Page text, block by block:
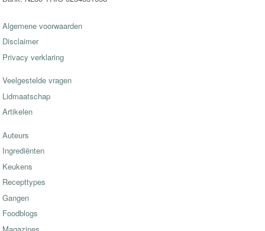
Algemene voorwaarden
Disclaimer
Privacy verklaring
Veelgestelde vragen
Lidmaatschap
Artikelen
Auteurs
Ingrediënten
Keukens
Recepttypes
Gangen
Foodblogs
Magazines